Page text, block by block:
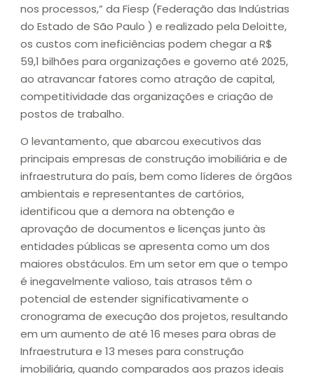
nos processos,” da Fiesp (Federação das Indústrias
do Estado de São Paulo ) e realizado pela Deloitte,
os custos com ineficiências podem chegar a R$
59,1 bilhões para organizações e governo até 2025,
ao atravancar fatores como atração de capital,
competitividade das organizações e criação de
postos de trabalho.
O levantamento, que abarcou executivos das
principais empresas de construção imobiliária e de
infraestrutura do país, bem como líderes de órgãos
ambientais e representantes de cartórios,
identificou que a demora na obtenção e
aprovação de documentos e licenças junto às
entidades públicas se apresenta como um dos
maiores obstáculos. Em um setor em que o tempo
é inegavelmente valioso, tais atrasos têm o
potencial de estender significativamente o
cronograma de execução dos projetos, resultando
em um aumento de até 16 meses para obras de
Infraestrutura e 13 meses para construção
imobiliária, quando comparados aos prazos ideais